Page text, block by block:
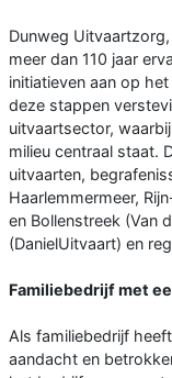
Dunweg
meer dan 110 jaar
initiatieven aan op
deze stappen
uitvaartsector,
milieu centraal staat.
uitvaarten,
Haarlemmermeer,
en Bollenstreek (Van
(DanielUitvaart) en
Familiebedrijf met
Als familiebedrijf
aandacht en